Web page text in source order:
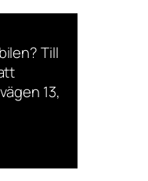
Till
13,